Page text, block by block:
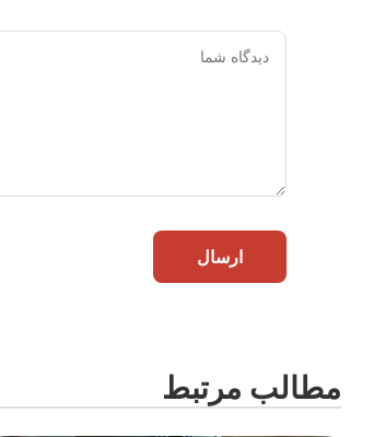
ارسال
مطالب مرتبط